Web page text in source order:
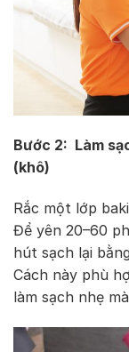
Bước 2: Làm
(khô)
Rắc một lớp
Để yên 20–60
hút sạch lại
Cách này phù
làm sạch nhẹ